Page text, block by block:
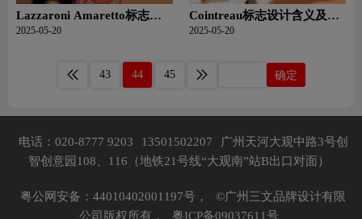
Lazzaroni Amaretto标志设
计含义及利口酒品牌设计理
2025-05-20
Cointreau标志设计含义及利
口酒品牌设计理念
2025-05-20
43 44 45 确定
电话：020-8777 9203 13501502207
广州天河大观中路3号创
智创意园108、116（地铁21号线“大观南”站B出口对面）
粤公网安备：44010402001197号，
©广州三文品牌设计有限
公司版权所有，
粤ICP备09037611号